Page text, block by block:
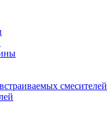
смесителей